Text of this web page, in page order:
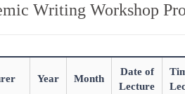
Writing Workshop
Year Month
Date of
Lecture